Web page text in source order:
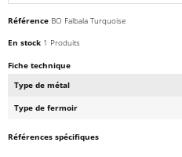
Référence BO Falbala Turquoise
En stock 1 Produits
Fiche technique
Type de métal
Type de fermoir
Références spécifiques